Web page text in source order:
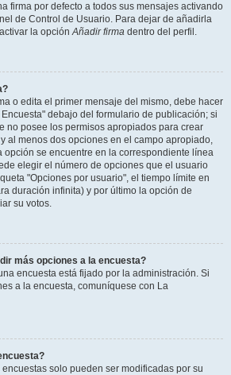
firma por defecto a todos sus mensajes activando
de Control de Usuario. Para dejar de añadirla
la opciónAñadir firma dentro del perfil.
o edita el primer mensaje del mismo, debe hacer
debajo del formulario de publicación; si
no posee los permisos apropiados para crear
al menos dos opciones en el campo apropiado,
opción se encuentre en la correspondiente línea
elegir el número de opciones que el usuario
"Opciones por usuario", el tiempo límite en
duración infinita) y por último la opción de
su votos.
más opciones a la encuesta?
encuesta está fijado por la administración. Si
a la encuesta, comuníquese con La
solo pueden ser modificadas por su